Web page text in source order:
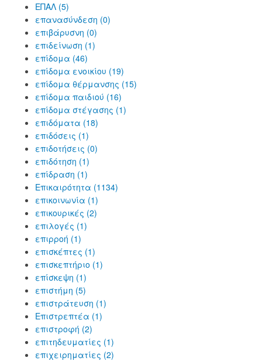
ΕΠΑΛ (5)
επανασύνδεση (0)
επιβάρυσνη (0)
επιδείνωση (1)
επίδομα (46)
επίδομα ενοικίου (19)
επίδομα θέρμανσης (15)
επίδομα παιδιού (16)
επίδομα στέγασης (1)
επιδόματα (18)
επιδόσεις (1)
επιδοτήσεις (0)
επιδότηση (1)
επίδραση (1)
Επικαιρότητα (1134)
επικοινωνία (1)
επικουρικές (2)
επιλογές (1)
επιρροή (1)
επισκέπτες (1)
επισκεπτήριο (1)
επίσκεψη (1)
επιστήμη (5)
επιστράτευση (1)
Επιστρεπτέα (1)
επιστροφή (2)
επιτηδευματίες (1)
επιχειρηματίες (2)